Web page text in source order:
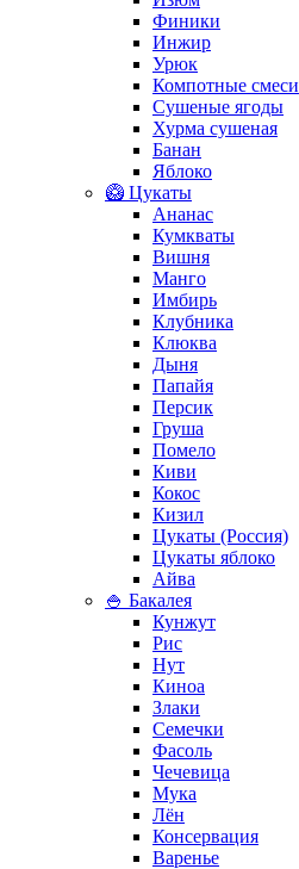
Финики
Инжир
Урюк
Компотные смеси
Сушеные ягоды
Хурма сушеная
Банан
Яблоко
🥝 Цукаты
Ананас
Кумкваты
Вишня
Манго
Имбирь
Клубника
Клюква
Дыня
Папайя
Персик
Груша
Помело
Киви
Кокос
Кизил
Цукаты (Россия)
Цукаты яблоко
Айва
🍚 Бакалея
Кунжут
Рис
Нут
Киноа
Злаки
Семечки
Фасоль
Чечевица
Мука
Лён
Консервация
Варенье